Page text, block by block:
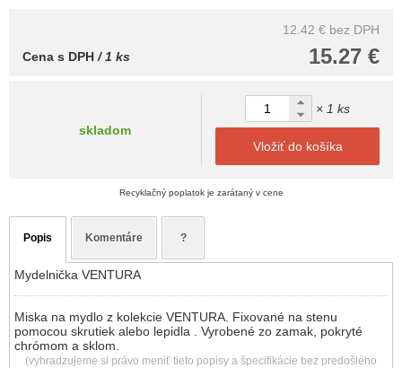
12.42 € bez DPH
15.27 €
Cena s DPH/ 1 ks
skladom
× 1 ks
Vložiť do košíka
Recyklačný poplatok je zarátaný v cene
Popis Komentáre ?
Mydelnička VENTURA
Miska na mydlo z kolekcie VENTURA. Fixované na stenu
pomocou skrutiek alebo lepidla . Vyrobené zo zamak, pokryté
chrómom a sklom.
(vyhradzujeme si právo meniť tieto popisy a špecifikácie bez predošlého